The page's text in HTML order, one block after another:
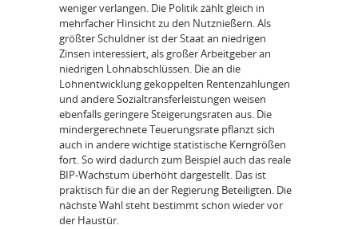
weniger verlangen. Die Politik zählt gleich in
mehrfacher Hinsicht zu den Nutznießern. Als
größter Schuldner ist der Staat an niedrigen
Zinsen interessiert, als großer Arbeitgeber an
niedrigen Lohnabschlüssen. Die an die
Lohnentwicklung gekoppelten Rentenzahlungen
und andere Sozialtransferleistungen weisen
ebenfalls geringere Steigerungsraten aus. Die
mindergerechnete Teuerungsrate pflanzt sich
auch in andere wichtige statistische Kerngrößen
fort. So wird dadurch zum Beispiel auch das reale
BIP-Wachstum überhöht dargestellt. Das ist
praktisch für die an der Regierung Beteiligten. Die
nächste Wahl steht bestimmt schon wieder vor
der Haustür.